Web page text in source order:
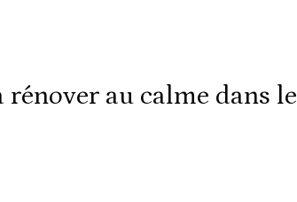
au calme dans le